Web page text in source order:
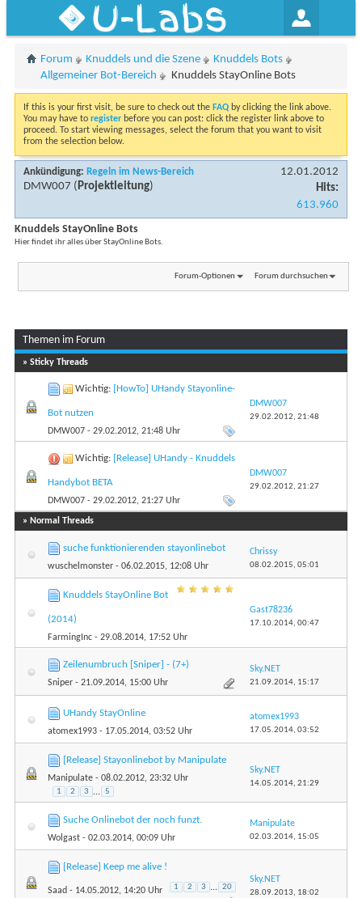
U-Labs
Forum Knuddels und die Szene
Knuddels Bots
Allgemeiner Bot-Bereich
Knuddels StayOnline Bots
If this is your first visit, be sure to check out the FAQ by clicking the link above.
You may have to register before you can post: click the register link above to
proceed. To start viewing messages, select the forum that you want to visit
from the selection below.
Ankündigung: Regeln im News-Bereich
DMW007 (Projektleitung)
12.01.2012
Hits:
613.960
Knuddels StayOnline Bots
Hier findet ihr alles über StayOnline Bots.
Forum-Optionen Forum durchsuchen
Themen im Forum
» Sticky Threads
Wichtig: [HowTo] UHandy Stayonline-
Bot nutzen
DMW007 - 29.02.2012, 21:48 Uhr
DMW007
29.02.2012, 21:48
Wichtig: [Release] UHandy - Knuddels
Handybot BETA
DMW007 - 29.02.2012, 21:27 Uhr
DMW007
29.02.2012, 21:27
» Normal Threads
suche funktionierenden stayonlinebot
wuschelmonster - 06.02.2015, 12:08 Uhr
Chrissy
08.02.2015, 05:01
Knuddels StayOnline Bot
(2014)
FarmingInc - 29.08.2014, 17:52 Uhr
Gast78236
17.10.2014, 00:47
Zeilenumbruch [Sniper] - (7+)
Sniper - 21.09.2014, 15:00 Uhr
Sky.NET
21.09.2014, 15:17
UHandy StayOnline
atomex1993 - 17.05.2014, 03:52 Uhr
atomex1993
17.05.2014, 03:52
[Release] Stayonlinebot by Manipulate
Manipulate - 08.02.2012, 23:32 Uhr
1 2 3 ... 5
Sky.NET
14.05.2014, 21:29
Suche Onlinebot der noch funzt.
Wolgast - 02.03.2014, 00:09 Uhr
Manipulate
02.03.2014, 15:05
[Release] Keep me alive !
Saad - 14.05.2012, 14:20 Uhr 1 2 3 ... 20
Sky.NET
28.09.2013, 18:02